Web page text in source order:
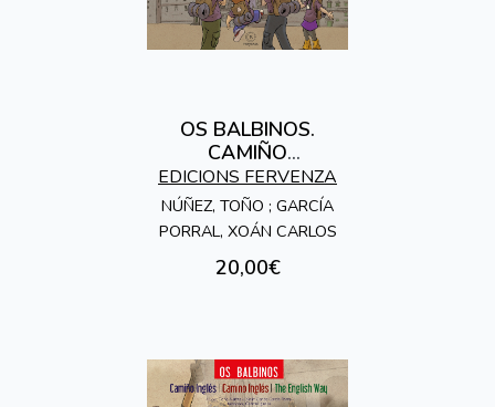
OS BALBINOS.
CAMIÑO
PORTUGUÉS
EDICIONS FERVENZA
NÚÑEZ, TOÑO ; GARCÍA
PORRAL, XOÁN CARLOS
20,00€